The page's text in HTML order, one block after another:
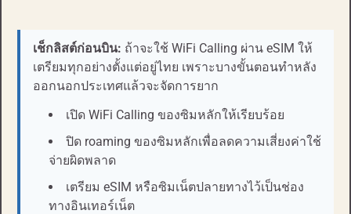
เช็กลิสต์ก่อนบิน: ถ้าจะใช้ WiFi Calling ผ่าน eSIM ให้
เตรียมทุกอย่างตั้งแต่อยู่ไทย เพราะบางขั้นตอนทำหลัง
ออกนอกประเทศแล้วจะจัดการยาก
เปิด WiFi Calling ของซิมหลักให้เรียบร้อย
ปิด roaming ของซิมหลักเพื่อลดความเสี่ยงค่าใช้
จ่ายผิดพลาด
เตรียม eSIM หรือซิมเน็ตปลายทางไว้เป็นช่อง
ทางอินเทอร์เน็ต